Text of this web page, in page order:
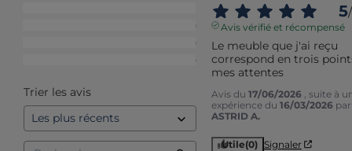
0
0
0
Trier les avis
5/
Avis vérifié et récompensé
Le meuble que j'ai reçu
correspond en trois
mes attentes
Avis du 17/06/2026
, suite à
expérience du 16/03/2026 par
ASTRID A.
Utile(0) Signaler